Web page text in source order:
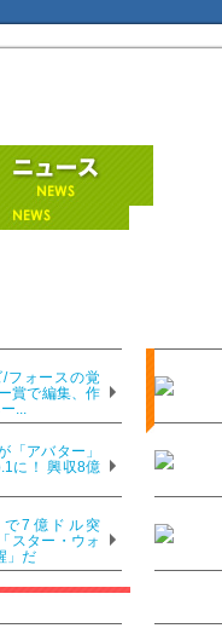
/フォースの覚
賞で編集、作
...
「アバター」
に！ 興収8億
7億ドル突
スター・ウォ
」だ
ンスシーンが“完璧”
カルが製作60周年を記念して
た英国人女性のアンナ（デボ
の文化や習慣の違いを乗り越え
きた作品だが、この1956年」
公開された。そもそも大スクリ
てみると、細部にわたる製作陣